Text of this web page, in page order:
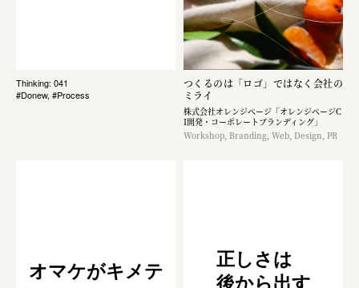
Thinking: 041
#Donew, #Process
つくるのは「ロゴ」ではなく​会社の
ミライ
株式会社オレンジページ​「オレンジページC
I開発・コーポレートブランディング​」
Workshop, Branding, Web, Design, PR
オマケがキメテ
正しさは
後から出す